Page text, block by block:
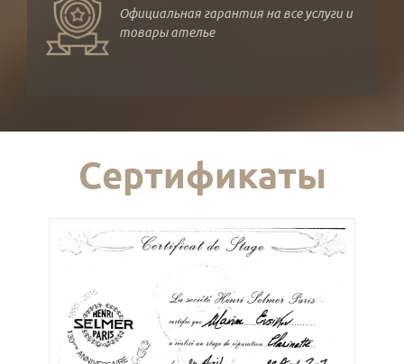
Официальная гарантия на все услуги и
товары ателье
Сертификаты